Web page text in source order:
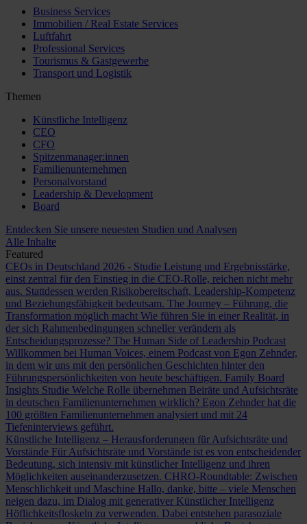
Business Services
Immobilien / Real Estate Services
Luftfahrt
Professional Services
Tourismus & Gastgewerbe
Transport und Logistik
Themen
Künstliche Intelligenz
CEO
CFO
Spitzenmanager:innen
Familienunternehmen
Personalvorstand
Leadership & Development
Board
Entdecken Sie unsere neuesten Studien und Analysen
Alle Inhalte
Featured
CEOs in Deutschland 2026 - Studie Leistung und Ergebnisstärke,
einst zentral für den Einstieg in die CEO-Rolle, reichen nicht mehr
aus. Stattdessen werden Risikobereitschaft, Leadership-Kompetenz
und Beziehungsfähigkeit bedeutsam. The Journey – Führung, die
Transformation möglich macht Wie führen Sie in einer Realität, in
der sich Rahmenbedingungen schneller verändern als
Entscheidungsprozesse? The Human Side of Leadership Podcast
Willkommen bei Human Voices, einem Podcast von Egon Zehnder,
in dem wir uns mit den persönlichen Geschichten hinter den
Führungspersönlichkeiten von heute beschäftigen. Family Board
Insights Studie Welche Rolle übernehmen Beiräte und Aufsichtsräte
in deutschen Familienunternehmen wirklich? Egon Zehnder hat die
100 größten Familienunternehmen analysiert und mit 24
Tiefeninterviews geführt.
Künstliche Intelligenz – Herausforderungen für Aufsichtsräte und
Vorstände Für Aufsichtsräte und Vorstände ist es von entscheidender
Bedeutung, sich intensiv mit künstlicher Intelligenz und ihren
Möglichkeiten auseinanderzusetzen. CHRO-Roundtable: Zwischen
Menschlichkeit und Maschine Hallo, danke, bitte – viele Menschen
neigen dazu, im Dialog mit generativer Künstlicher Intelligenz
Höflichkeitsfloskeln zu verwenden. Dabei entstehen parasoziale